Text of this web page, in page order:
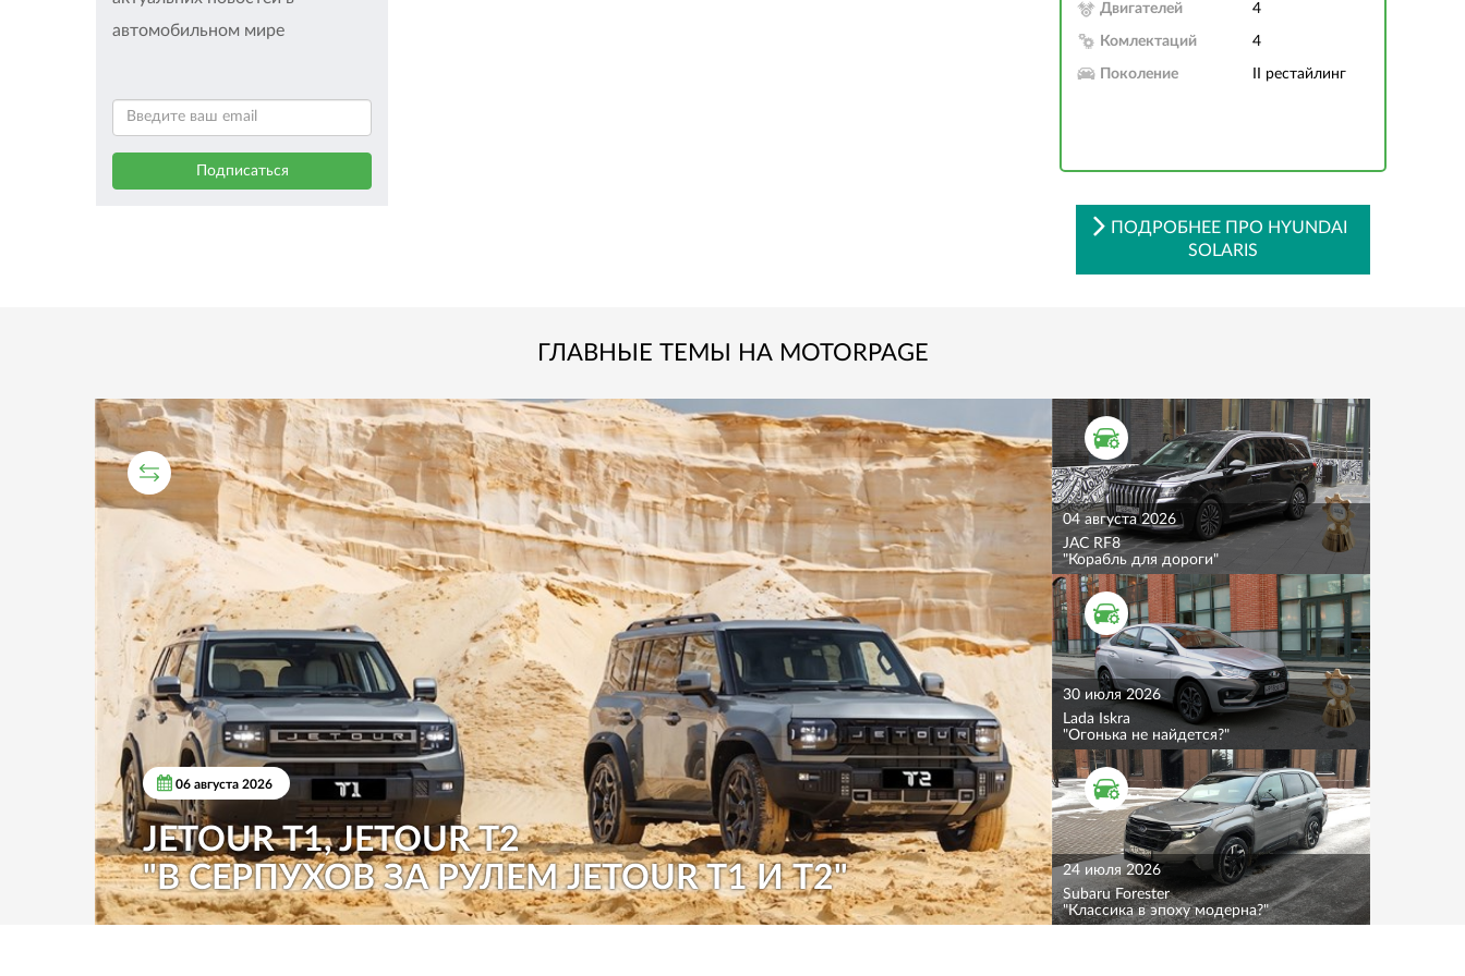
автомобильном мире
Двигателей 4
Комлектаций 4
Поколение II рестайлинг
ПОДРОБНЕЕ ПРО HYUNDAI
SOLARIS
ГЛАВНЫЕ ТЕМЫ НА MOTORPAGE
СРАВНИТЕЛЬНЫЙ ТЕСТ
06 августа 2026
JETOUR T1, JETOUR T2
"В СЕРПУХОВ ЗА РУЛЕМ JETOUR T1 И T2"
ТЕСТ ДРАЙВ
04 августа 2026
JAC RF8
"Корабль для дороги"
ТЕСТ ДРАЙВ
30 июля 2026
Lada Iskra
"Огонька не найдется?"
ТЕСТ ДРАЙВ
24 июля 2026
Subaru Forester
"Классика в эпоху модерна?"